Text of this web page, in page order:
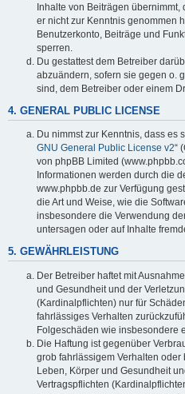
Inhalte von Beiträgen übernimmt,
er nicht zur Kenntnis genommen
Benutzerkonto, Beiträge und
sperren.
Du gestattest dem Betreiber
abzuändern, sofern sie gegen o.
sind, dem Betreiber oder einem
4. GENERAL PUBLIC LICENSE
Du nimmst zur Kenntnis, dass es
GNU General Public License v2“
von phpBB Limited
Informationen werden durch die
www.phpbb.de zur Verfügung
die Art und Weise, wie die
insbesondere die Verwendung
untersagen oder auf Inhalte
5. GEWÄHRLEISTUNG
Der Betreiber haftet mit
und Gesundheit und der
(Kardinalpflichten) nur für
fahrlässiges Verhalten
Folgeschäden wie insbesondere
Die Haftung ist gegenüber
grob fahrlässigem Verhalten
Leben, Körper und Gesundheit
Vertragspflichten